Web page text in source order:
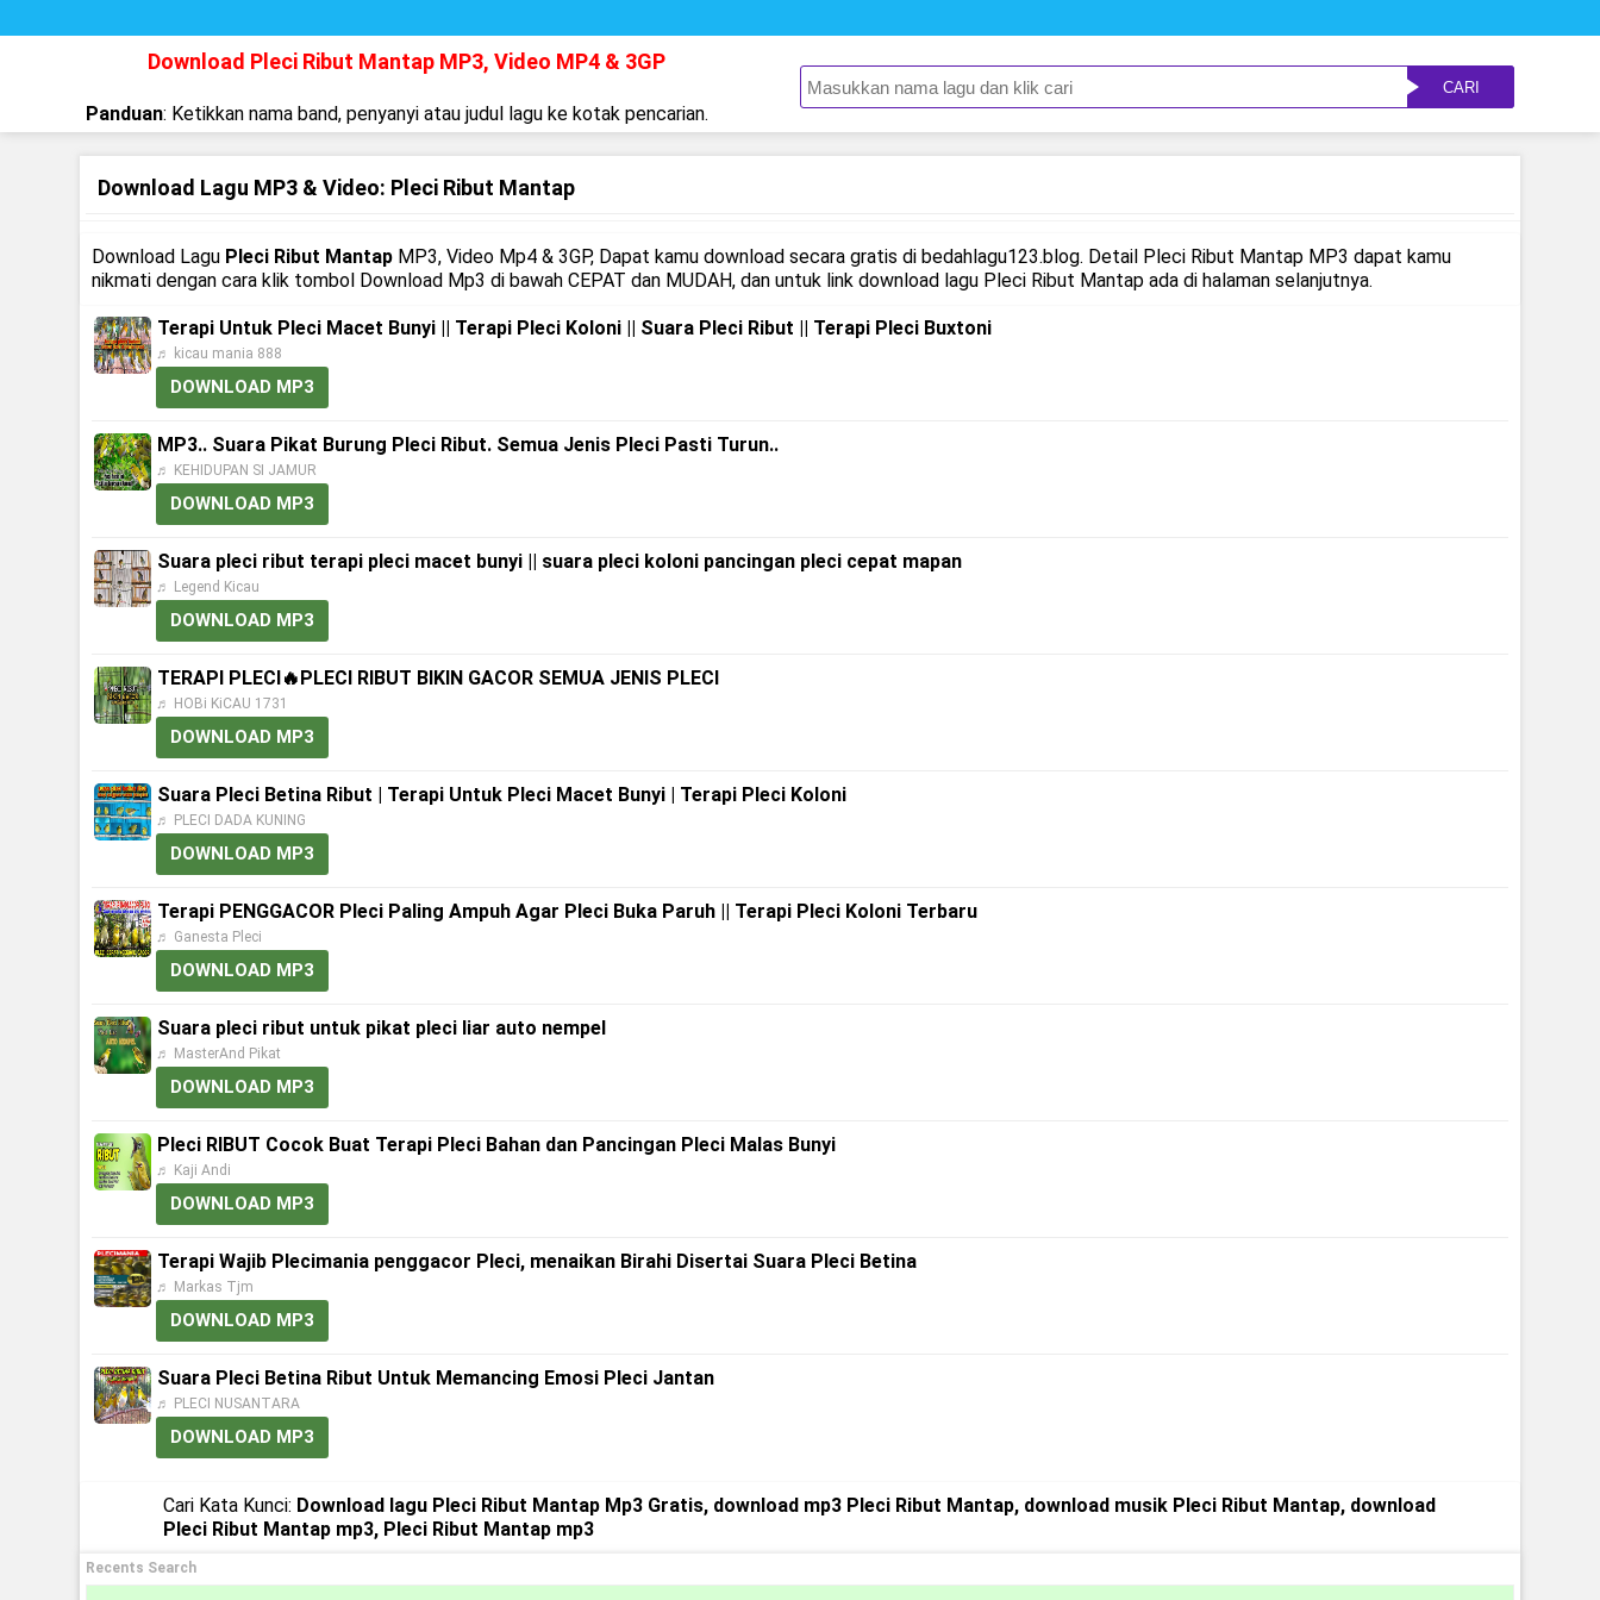
Download Pleci Ribut Mantap MP3, Video MP4 & 3GP
Panduan: Ketikkan nama band, penyanyi atau judul lagu ke kotak pencarian.
CARI
Download Lagu MP3 & Video: Pleci Ribut Mantap
Download Lagu Pleci Ribut Mantap MP3, Video Mp4 & 3GP, Dapat kamu download secara gratis di bedahlagu123.blog. Detail Pleci Ribut Mantap MP3 dapat kamu
nikmati dengan cara klik tombol Download Mp3 di bawah CEPAT dan MUDAH, dan untuk link download lagu Pleci Ribut Mantap ada di halaman selanjutnya.
Terapi Untuk Pleci Macet Bunyi || Terapi Pleci Koloni || Suara Pleci Ribut || Terapi Pleci Buxtoni
♬ kicau mania 888
DOWNLOAD MP3
MP3.. Suara Pikat Burung Pleci Ribut. Semua Jenis Pleci Pasti Turun..
♬ KEHIDUPAN SI JAMUR
DOWNLOAD MP3
Suara pleci ribut terapi pleci macet bunyi || suara pleci koloni pancingan pleci cepat mapan
♬ Legend Kicau
DOWNLOAD MP3
TERAPI PLECI🔥PLECI RIBUT BIKIN GACOR SEMUA JENIS PLECI
♬ HOBi KiCAU 1731
DOWNLOAD MP3
Suara Pleci Betina Ribut | Terapi Untuk Pleci Macet Bunyi | Terapi Pleci Koloni
♬ PLECI DADA KUNING
DOWNLOAD MP3
Terapi PENGGACOR Pleci Paling Ampuh Agar Pleci Buka Paruh || Terapi Pleci Koloni Terbaru
♬ Ganesta Pleci
DOWNLOAD MP3
Suara pleci ribut untuk pikat pleci liar auto nempel
♬ MasterAnd Pikat
DOWNLOAD MP3
Pleci RIBUT Cocok Buat Terapi Pleci Bahan dan Pancingan Pleci Malas Bunyi
♬ Kaji Andi
DOWNLOAD MP3
Terapi Wajib Plecimania penggacor Pleci, menaikan Birahi Disertai Suara Pleci Betina
♬ Markas Tjm
DOWNLOAD MP3
Suara Pleci Betina Ribut Untuk Memancing Emosi Pleci Jantan
♬ PLECI NUSANTARA
DOWNLOAD MP3
Cari Kata Kunci: Download lagu Pleci Ribut Mantap Mp3 Gratis, download mp3 Pleci Ribut Mantap, download musik Pleci Ribut Mantap, download
Pleci Ribut Mantap mp3, Pleci Ribut Mantap mp3
Recents Search